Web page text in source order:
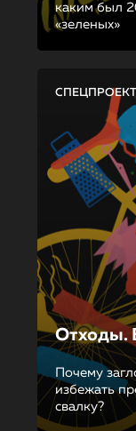
каким был
«зеленых»
СПЕЦПРОЕКТ
Отходы.
Почему
избежать
свалку?